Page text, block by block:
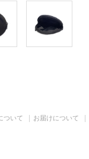
ついて お届けについて